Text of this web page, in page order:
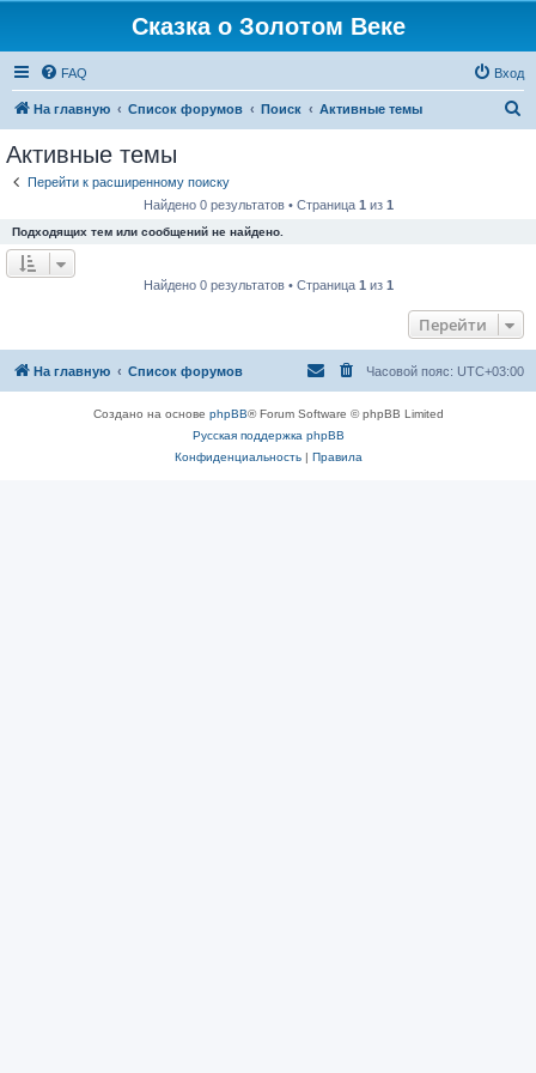
Сказка о Золотом Веке
FAQ Вход
На главную Список форумов Поиск Активные темы
Активные темы
Перейти к расширенному поиску
Найдено 0 результатов • Страница 1 из 1
Подходящих тем или сообщений не найдено.
Найдено 0 результатов • Страница 1 из 1
Перейти
На главную Список форумов Часовой пояс: UTC+03:00
Создано на основе phpBB® Forum Software © phpBB Limited
Русская поддержка phpBB
Конфиденциальность| Правила